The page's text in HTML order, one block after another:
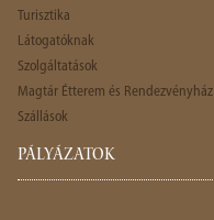
Turisztika
Látogatóknak
Szolgáltatások
Magtár Étterem és Rendezvényház
Szállások
PÁLYÁZATOK